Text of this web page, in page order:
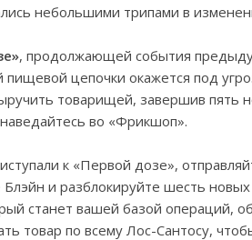
небольшими трипами в
, продолжающей события
цепочки окажется под
товарищей, завершив пять
во «Фрикшоп».
к «Первой дозе»,
Блэйн и разблокируйте шесть
станет вашей базой операций,
товар по всему Лос-Сантосу,